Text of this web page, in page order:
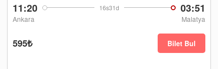
11:20 16s31d 03:51
Ankara Malatya
595₺ Bilet Bul